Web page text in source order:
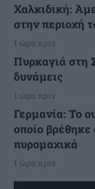
Χαλκιδική:
στην περιοχή
1 ώρα πριν
Πυρκαγιά στη
δυνάμεις
1 ώρα πριν
Γερμανία: Το
οποίο
πυρομαχικά
1 ώρα πριν